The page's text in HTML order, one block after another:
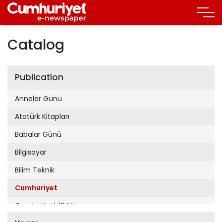
Catalog
Publication
Anneler Günü
Atatürk Kitapları
Babalar Günü
Bilgisayar
Bilim Teknik
Cumhuriyet
Cumhuriyet 19 Mayıs